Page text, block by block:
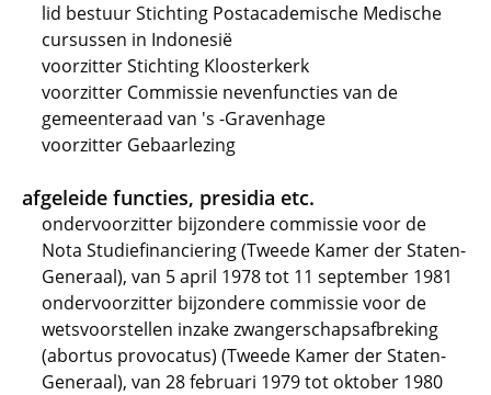
lid bestuur Stichting Postacademische Medische
cursussen in Indonesië
voorzitter Stichting Kloosterkerk
voorzitter Commissie nevenfuncties van de
gemeenteraad van 's -Gravenhage
voorzitter Gebaarlezing
afgeleide functies, presidia etc.
ondervoorzitter bijzondere commissie voor de
Nota Studiefinanciering (Tweede Kamer der Staten-
Generaal), van 5 april 1978 tot 11 september 1981
ondervoorzitter bijzondere commissie voor de
wetsvoorstellen inzake zwangerschapsafbreking
(abortus provocatus) (Tweede Kamer der Staten-
Generaal), van 28 februari 1979 tot oktober 1980